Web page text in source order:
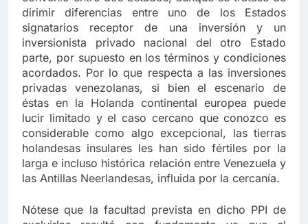
dirimir diferencias entre uno de los Estados
signatarios receptor de una inversión y un
inversionista privado nacional del otro Estado
parte, por supuesto en los términos y condiciones
acordados. Por lo que respecta a las inversiones
privadas venezolanas, si bien el escenario de
éstas en la Holanda continental europea puede
lucir limitado y el caso cercano que conozco es
considerable como algo excepcional, las tierras
holandesas insulares les han sido fértiles por la
larga e incluso histórica relación entre Venezuela y
las Antillas Neerlandesas, influida por la cercanía.
Nótese que la facultad prevista en dicho PPI de